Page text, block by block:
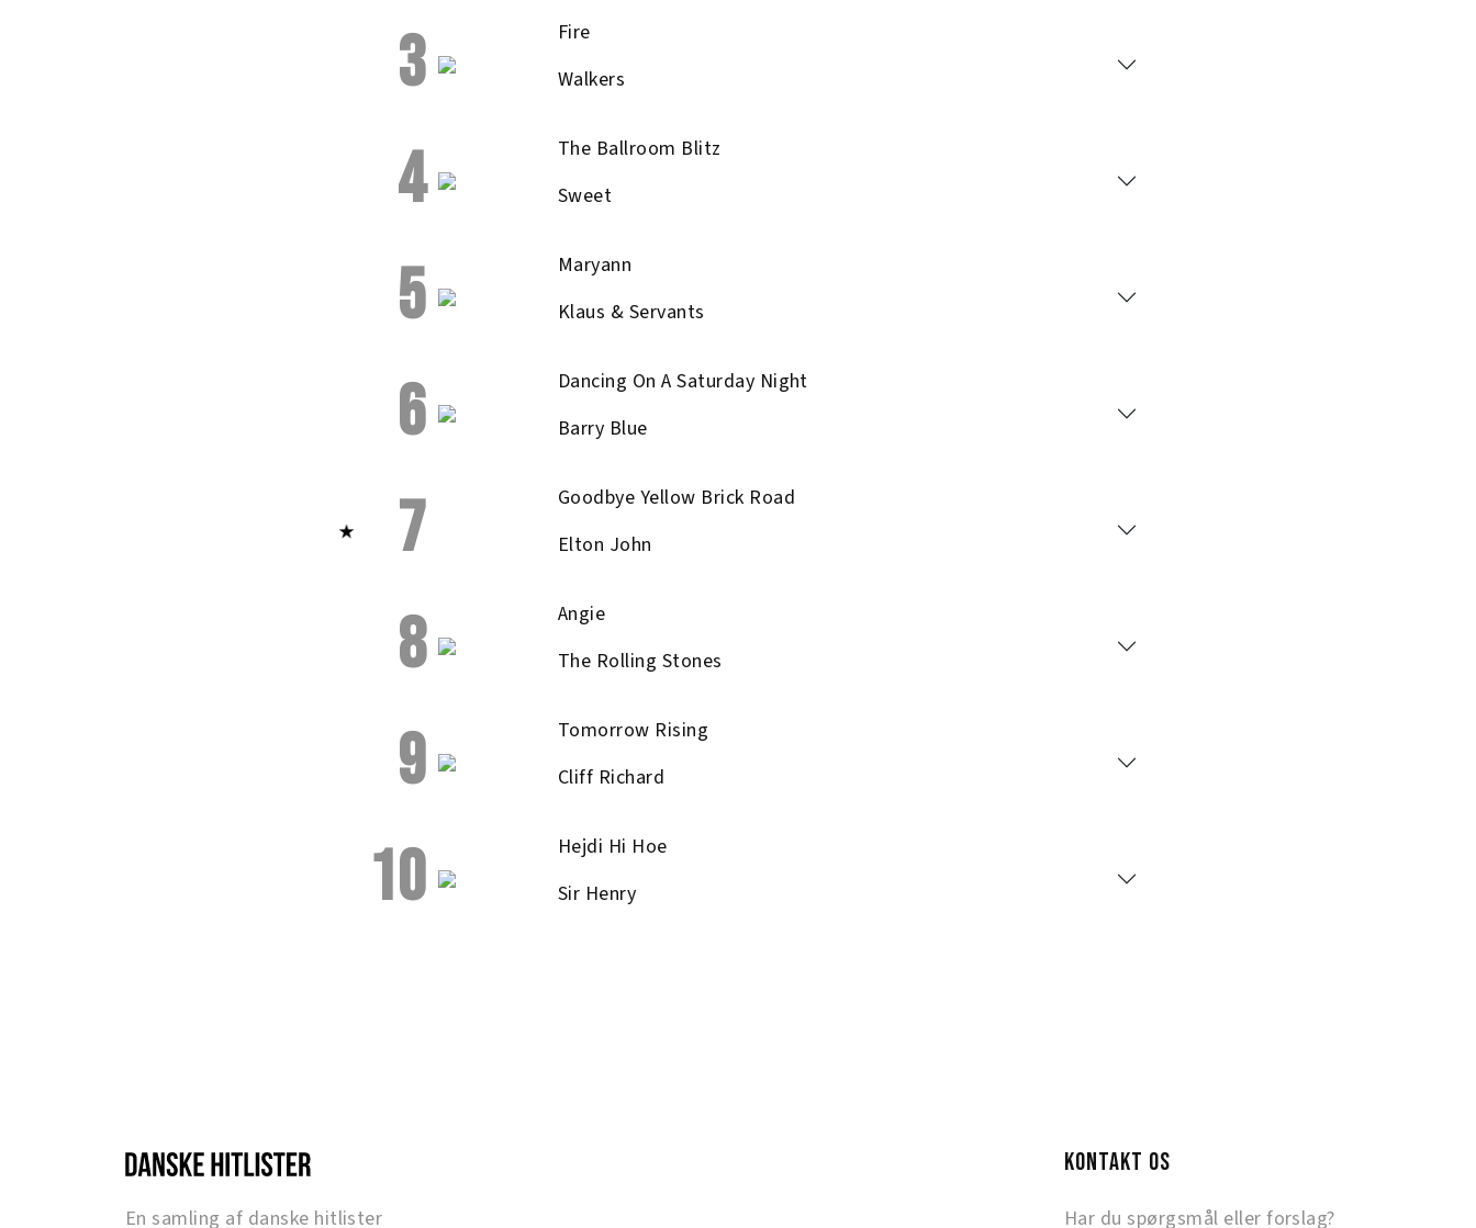
3
Fire
Walkers
4
The Ballroom Blitz
Sweet
5
Maryann
Klaus & Servants
6
Dancing On A Saturday Night
Barry Blue
7
Goodbye Yellow Brick Road
Elton John
8
Angie
The Rolling Stones
9
Tomorrow Rising
Cliff Richard
10
Hejdi Hi Hoe
Sir Henry
En samling af danske hitlister
KONTAKT OS
Har du spørgsmål eller forslag?